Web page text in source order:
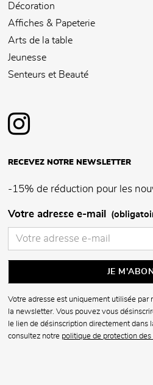
Décoration
Affiches & Papeterie
Arts de la table
Jeunesse
Senteurs et Beauté
RECEVEZ NOTRE NEWSLETTER
-15% de réduction pour les
Votre adresse e-mail
Votre adresse est uniquement utilisée par
la newsletter. Vous pouvez vous
le lien de désinscription directement dans
consultez notre politique de protection des